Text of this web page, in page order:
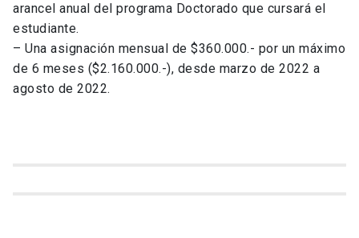
arancel anual del programa Doctorado que cursará el
estudiante.
– Una asignación mensual de $360.000.- por un máximo
de 6 meses ($2.160.000.-), desde marzo de 2022 a
agosto de 2022.